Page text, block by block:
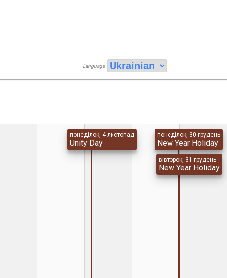
Language
понеділок, 4 листопад
Unity Day
понеділок, 30 грудень
New Year Holiday
вівторок, 31 грудень
New Year Holiday